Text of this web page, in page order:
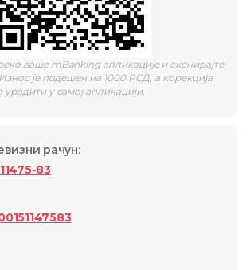
ваше mBanking апликације и скенирајте
је подешен на 1000 РСД, а корекција
у самој апликацији.
рачун:
83